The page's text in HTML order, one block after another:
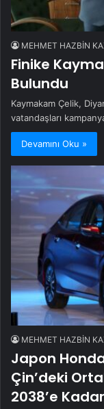
MEHMET HAZBİN
Finike
Bulundu
Kaymakam Çelik,
vatandaşları
Devamını Oku »
MEHMET HAZBİN
Japon
Çin’deki
2038’e